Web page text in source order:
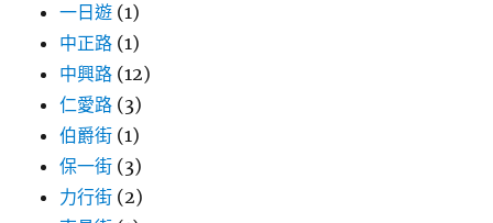
一日遊 (1)
中正路 (1)
中興路 (12)
仁愛路 (3)
伯爵街 (1)
保一街 (3)
力行街 (2)